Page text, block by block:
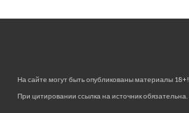
На сайте могут быть опубликованы материалы 18+!
При цитировании ссылка на источник обязательна.